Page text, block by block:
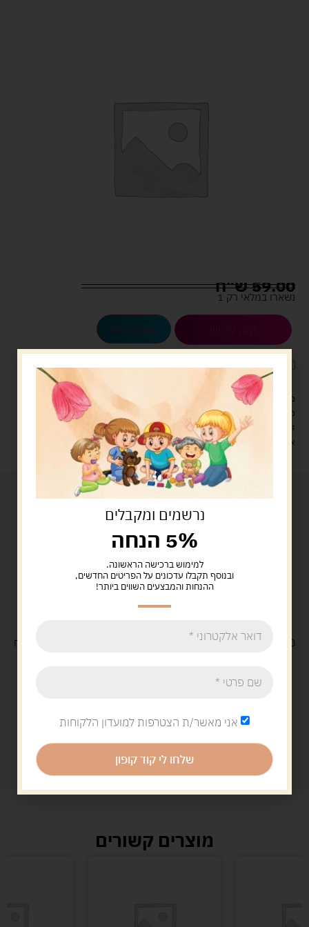
59.00ש"ח
נשארו במלאי רק 1
הוספה לסל
לארוז את המוצר באריזת מתנה5.00 ש"ח ?
מעל 329 ש"ח, משלוח עם שליח עד הבית חינם! – 0 ₪
משלוח עם שליח עד הבית: 29 ש"ח
זמן אספקה: עד 4 ימי עסקים.
איסוף עצמי: מ"ביתר טויס" רחוב בניין דוד 18, ביתר עילית.
משלוח חינםבקנייה מעל 329 ש"ח
מוצרים קשורים
נרשמים ומקבלים
5% הנחה
למימוש ברכישה הראשונה.
ובנוסף תקבלו עדכונים על הפריטים החדשים,
ההנחות והמבצעים השווים ביותר!
אני מאשר/ת הצטרפות למועדון הלקוחות
שלחו לי קוד קופון